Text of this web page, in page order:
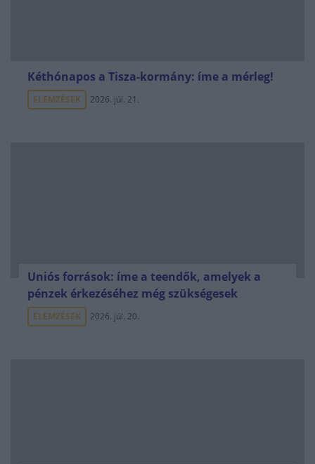
Kéthónapos a Tisza-kormány: íme a mérleg!
ELEMZÉSEK 2026. júl. 21.
Uniós források: íme a teendők, amelyek a
pénzek érkezéséhez még szükségesek
ELEMZÉSEK 2026. júl. 20.